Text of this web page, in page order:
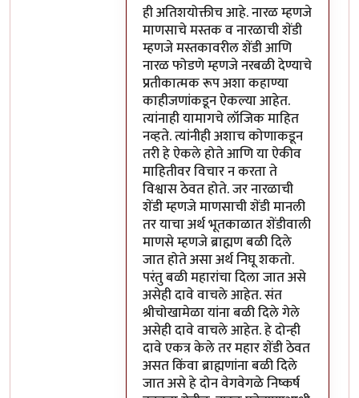
ही अतिशयोक्तीच आहे. नारळ म्हणजे
माणसाचे मस्तक व नारळाची शेंडी
म्हणजे मस्तकावरील शेंडी आणि
नारळ फोडणे म्हणजे नरबळी देण्याचे
प्रतीकात्मक रूप अशा कहाण्या
काहीजणांकडून ऐकल्या आहेत.
त्यांनाही यामागचे लॉजिक माहित
नव्हते. त्यांनीही अशाच कोणाकडून
तरी हे ऐकले होते आणि या ऐकीव
माहितीवर विचार न करता ते
विश्वास ठेवत होते. जर नारळाची
शेंडी म्हणजे माणसाची शेंडी मानली
तर याचा अर्थ भूतकाळात शेंडीवाली
माणसे म्हणजे ब्राह्मण बळी दिले
जात होते असा अर्थ निघू शकतो.
परंतु बळी महारांचा दिला जात असे
असेही दावे वाचले आहेत. संत
श्रीचोखामेळा यांना बळी दिले गेले
असेही दावे वाचले आहेत. हे दोन्ही
दावे एकत्र केले तर महार शेंडी ठेवत
असत किंवा ब्राह्मणांना बळी दिले
जात असे हे दोन वेगवेगळे निष्कर्ष